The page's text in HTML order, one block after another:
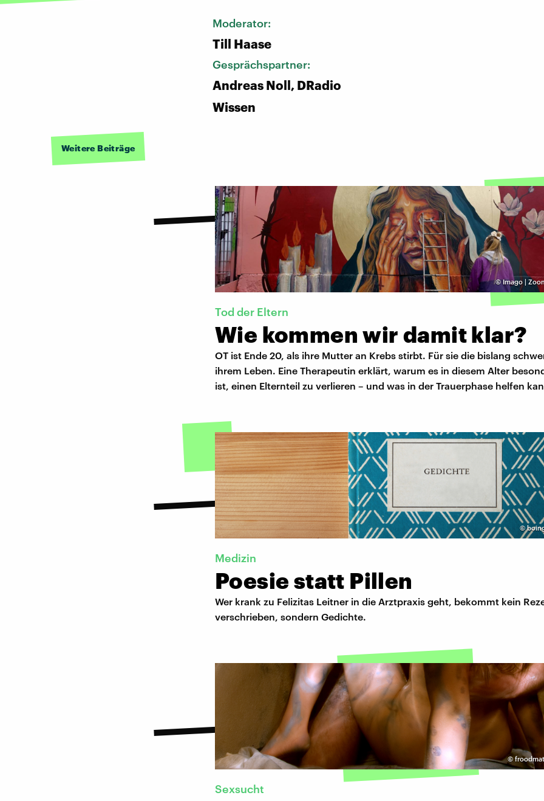
Moderator:
Till Haase
Gesprächspartner:
Andreas Noll, DRadio
Wissen
Weitere Beiträge
©Imago |
Tod der Eltern
Wie kommen wir damit klar?
OT ist Ende 20, als ihre Mutter an Krebs stirbt. Für sie die bislang
ihrem Leben. Eine Therapeutin erklärt, warum es in diesem Alter
ist, einen Elternteil zu verlieren – und was in der Trauerphase helfen
©
Medizin
Poesie statt Pillen
Wer krank zu Felizitas Leitner in die Arztpraxis geht, bekommt kein
verschrieben, sondern Gedichte.
©
Sexsucht